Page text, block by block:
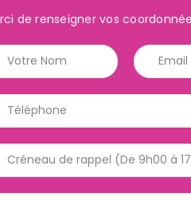
de renseigner vos